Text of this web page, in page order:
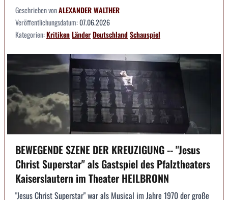
Geschrieben vonALEXANDER WALTHER
Veröffentlichungsdatum:07.06.2026
Kategorien:KritikenLänderDeutschlandSchauspiel
BEWEGENDE SZENE DER KREUZIGUNG -- "Jesus
Christ Superstar" als Gastspiel des Pfalztheaters
Kaiserslautern im Theater HEILBRONN
"Jesus Christ Superstar" war als Musical im Jahre 1970 der große